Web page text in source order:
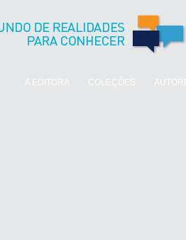
A EDITORA COLEÇÕES